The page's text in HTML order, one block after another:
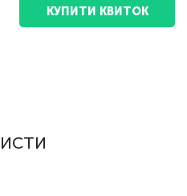
КУПИТИ КВИТОК